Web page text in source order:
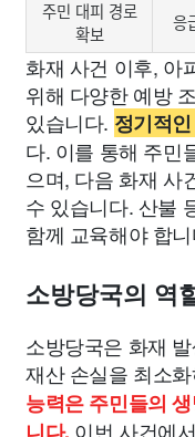
주민 대피 경로
확보
응
화재 사건 이후, 아
위해 다양한 예방
있습니다. 정기적
다. 이를 통해 주민
으며, 다음 화재 사
수 있습니다. 산불
함께 교육해야 합
소방당국의 역
소방당국은 화재
재산 손실을 최소
능력은 주민들의
이번 사건에